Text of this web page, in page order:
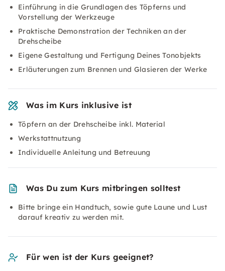
Einführung in die Grundlagen des Töpferns und
Vorstellung der Werkzeuge
Praktische Demonstration der Techniken an der
Drehscheibe
Eigene Gestaltung und Fertigung Deines Tonobjekts
Erläuterungen zum Brennen und Glasieren der Werke
Was im Kurs inklusive ist
Töpfern an der Drehscheibe inkl. Material
Werkstattnutzung
Individuelle Anleitung und Betreuung
Was Du zum Kurs mitbringen solltest
Bitte bringe ein Handtuch, sowie gute Laune und Lust
darauf kreativ zu werden mit.
Für wen ist der Kurs geeignet?